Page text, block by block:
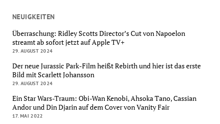
NEUIGKEITEN
Überraschung: Ridley Scotts Director’s Cut von Napoelon
streamt ab sofort jetzt auf Apple TV+
29. AUGUST 2024
Der neue Jurassic Park-Film heißt Rebirth und hier ist das erste
Bild mit Scarlett Johansson
29. AUGUST 2024
Ein Star Wars-Traum: Obi-Wan Kenobi, Ahsoka Tano, Cassian
Andor und Din Djarin auf dem Cover von Vanity Fair
17. MAI 2022